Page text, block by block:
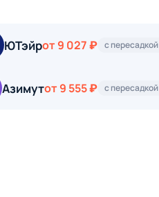
ЮТэйрот 9 027 ₽ с пересадкой
Азимутот 9 555 ₽ с пересадкой